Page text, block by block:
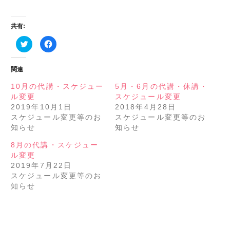
共有:
ク
リ
で
共
有
(新
し
い
ウ
ィ
ド
ウ
で
開
き
ま
す)
Facebook
で
は
ッ
ク
し
て
さ
い
い
ウ
ィ
関連
10月の代講・スケジュー
ル変更
2019年10月1日
スケジュール変更等のお
知らせ
5月・6月の代講・休講・
スケジュール変更
2018年4月28日
スケジュール変更等のお
知らせ
8月の代講・スケジュー
ル変更
2019年7月22日
スケジュール変更等のお
知らせ